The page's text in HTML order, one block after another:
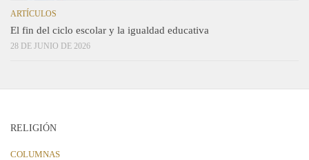
ARTÍCULOS
El fin del ciclo escolar y la igualdad educativa
28 DE JUNIO DE 2026
RELIGIÓN
COLUMNAS